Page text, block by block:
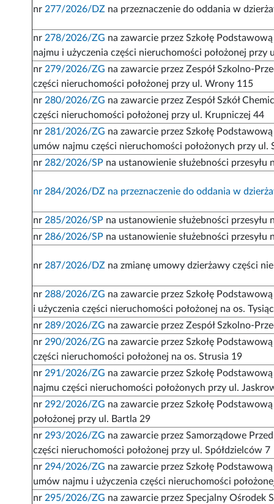
nr 277/2026/DZ na przeznaczenie do oddania w
nr 278/2026/ZG na zawarcie przez Szkołę
najmu i użyczenia części nieruchomości położonej przy
nr 279/2026/ZG na zawarcie przez Zespół Szkolno-
części nieruchomości położonej przy ul. Wrony 115
nr 280/2026/ZG na zawarcie przez Zespół Szkół
części nieruchomości położonej przy ul. Krupniczej 44
nr 281/2026/ZG na zawarcie przez Szkołę
umów najmu części nieruchomości położonych przy ul.
nr 282/2026/SP na ustanowienie służebności
nr 284/2026/DZ na przeznaczenie do oddania w
nr 285/2026/SP na ustanowienie służebności
nr 286/2026/SP na ustanowienie służebności
nr 287/2026/DZ na zmianę umowy dzierżawy części
nr 288/2026/ZG na zawarcie przez Szkołę
i użyczenia części nieruchomości położonej na os.
nr 289/2026/ZG na zawarcie przez Zespół Szkolno-
nr 290/2026/ZG na zawarcie przez Szkołę
części nieruchomości położonej na os. Strusia 19
nr 291/2026/ZG na zawarcie przez Szkołę
najmu części nieruchomości położonych przy ul.
nr 292/2026/ZG na zawarcie przez Szkołę
położonej przy ul. Bartla 29
nr 293/2026/ZG na zawarcie przez Samorządowe
części nieruchomości położonej przy ul. Spółdzielców 7
nr 294/2026/ZG na zawarcie przez Szkołę
umów najmu i użyczenia części nieruchomości
nr 295/2026/ZG na zawarcie przez Specjalny Ośrodek